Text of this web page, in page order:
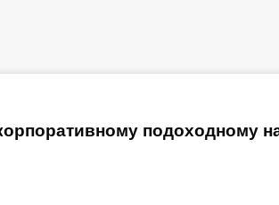
подоходному